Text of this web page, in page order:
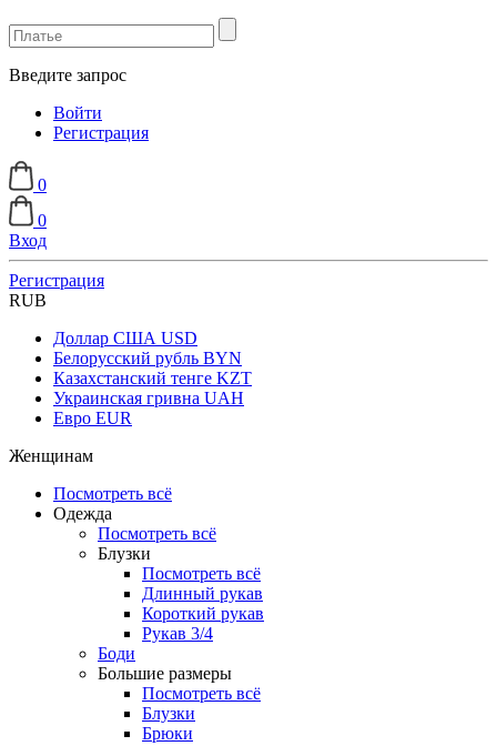
Введите запрос
Войти
Регистрация
0
0
Вход
Регистрация
RUB
Доллар США USD
Белорусский рубль BYN
Казахстанский тенге KZT
Украинская гривна UAH
Евро EUR
Женщинам
Посмотреть всё
Одежда
Посмотреть всё
Блузки
Посмотреть всё
Длинный рукав
Короткий рукав
Рукав 3/4
Боди
Большие размеры
Посмотреть всё
Блузки
Брюки